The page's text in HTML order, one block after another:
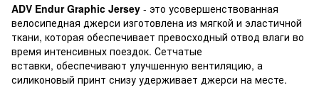
ADV Endur Graphic Jersey - это усовершенствованная
велосипедная джерси изготовлена из мягкой и эластичной
ткани, которая обеспечивает превосходный отвод влаги во
время интенсивных поездок. Сетчатые
вставки, обеспечивают улучшенную вентиляцию, а
силиконовый принт снизу удерживает джерси на месте.